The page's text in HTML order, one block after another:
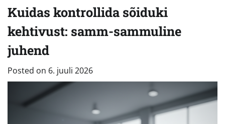
Kuidas kontrollida sõiduki
kehtivust: samm-sammuline
juhend
Posted on 6. juuli 2026